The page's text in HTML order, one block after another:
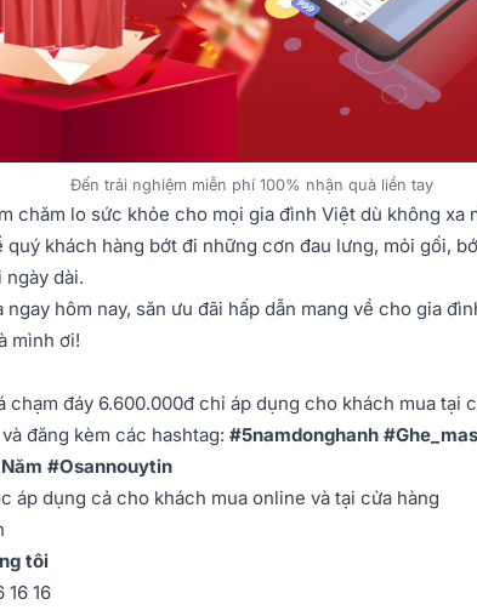
Đến trải nghiệm miễn phí 100% nhận quà liền tay
chăm lo sức khỏe cho mọi gia đình Việt dù không xa
quý khách hàng bớt đi những cơn đau lưng, mỏi gối,
dài.
hôm nay, săn ưu đãi hấp dẫn mang về cho gia
mình ơi!
chạm đáy 6.600.000đ chỉ áp dụng cho khách mua tại
đăng kèm các hashtag: #5namdonghanh
#Osannouytin
áp dụng cả cho khách mua online và tại cửa hàng
tôi
16 16